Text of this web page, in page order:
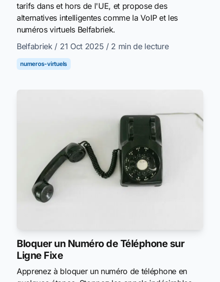
tarifs dans et hors de l'UE, et propose des
alternatives intelligentes comme la VoIP et les
numéros virtuels Belfabriek.
Belfabriek / 21 Oct 2025 / 2 min de lecture
numeros-virtuels
Bloquer un Numéro de Téléphone sur
Ligne Fixe
Apprenez à bloquer un numéro de téléphone en